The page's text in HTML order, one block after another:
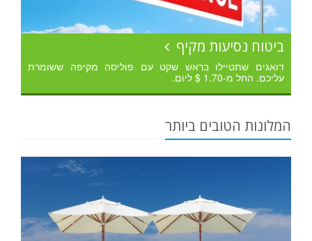
ביטוח נסיעות מקיף
דואגים שתטיילו בראש שקט עם פוליסה מקיפה ששומרת
עליכם. החל מ-1.70 $ ליום.
המלונות הטובים ביותר